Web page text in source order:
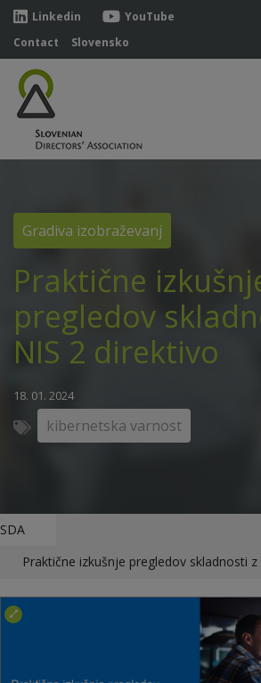
Linkedin
YouTube
Contact
Slovensko
Gradiva izobraževanj
Praktične
pregledov
NIS 2 direktivo
18. 01. 2024
kibernetska varnost
SDA
Praktične izkušnje pregledov skladnosti